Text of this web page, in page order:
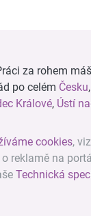
za rohem
po celém Česku
Králové, Ústí
cookies, viz
o reklamě na
Technická